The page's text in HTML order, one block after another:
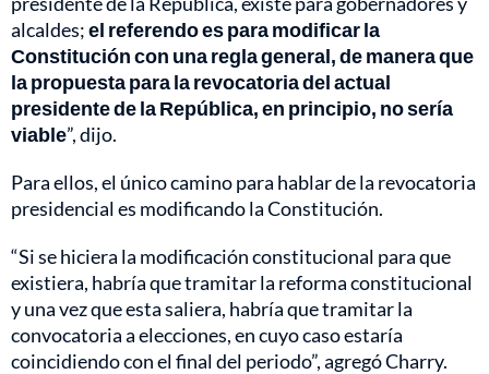
alcaldes;el referendo es para modificar la
Constitución con una regla general, de manera que
la propuesta para la revocatoria del actual
presidente de la República, en principio, no sería
viable”, dijo.
Para ellos, el único camino para hablar de la revocatoria
presidencial es modificando la Constitución.
“Si se hiciera la modificación constitucional para que
existiera, habría que tramitar la reforma constitucional
y una vez que esta saliera, habría que tramitar la
convocatoria a elecciones, en cuyo caso estaría
coincidiendo con el final del periodo”, agregó Charry.